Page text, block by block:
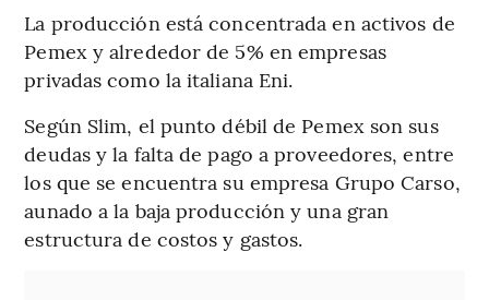
La producción está concentrada en activos de
Pemex y alrededor de 5% en empresas
privadas como la italiana Eni.
Según Slim, el punto débil de Pemex son sus
deudas y la falta de pago a proveedores, entre
los que se encuentra su empresa Grupo Carso,
aunado a la baja producción y una gran
estructura de costos y gastos.